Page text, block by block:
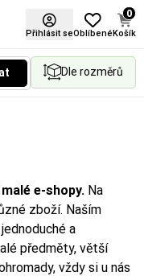
Přihlásit seOblíbené
0
Košík
Dle rozměrů
e-shopy. Na
zboží. Naším
a
předměty, větší
vždy si u nás